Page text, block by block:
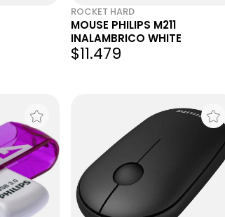
ROCKET HARD
MOUSE PHILIPS M211
INALAMBRICO WHITE
$11.479